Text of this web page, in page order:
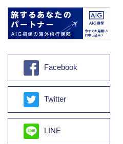
Facebook
Twitter
LINE